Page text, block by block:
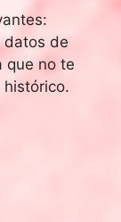
datos de
que no te